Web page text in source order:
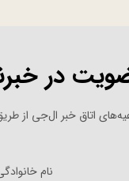
در
اتاق خبر ال‌جی از
نام